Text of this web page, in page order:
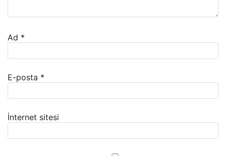
Ad *
E-posta *
İnternet sitesi